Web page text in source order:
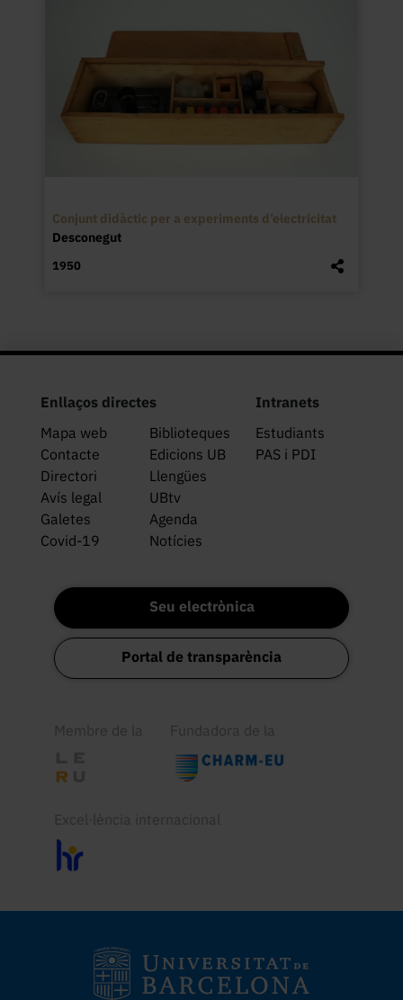
Conjunt didàctic per a experiments d’electricitat
Desconegut
1950
Enllaços directes
Mapa web
Biblioteques
Contacte
Edicions UB
Directori
Llengües
Avís legal
UBtv
Galetes
Agenda
Covid-19
Notícies
Intranets
Estudiants
PAS i PDI
Seu electrònica
Portal de transparència
Membre de la Fundadora de la
Excel·lència internacional